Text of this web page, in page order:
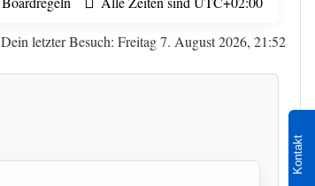
Kontakt
Dein letzter Besuch: Freitag 7. August 2026, 21:52